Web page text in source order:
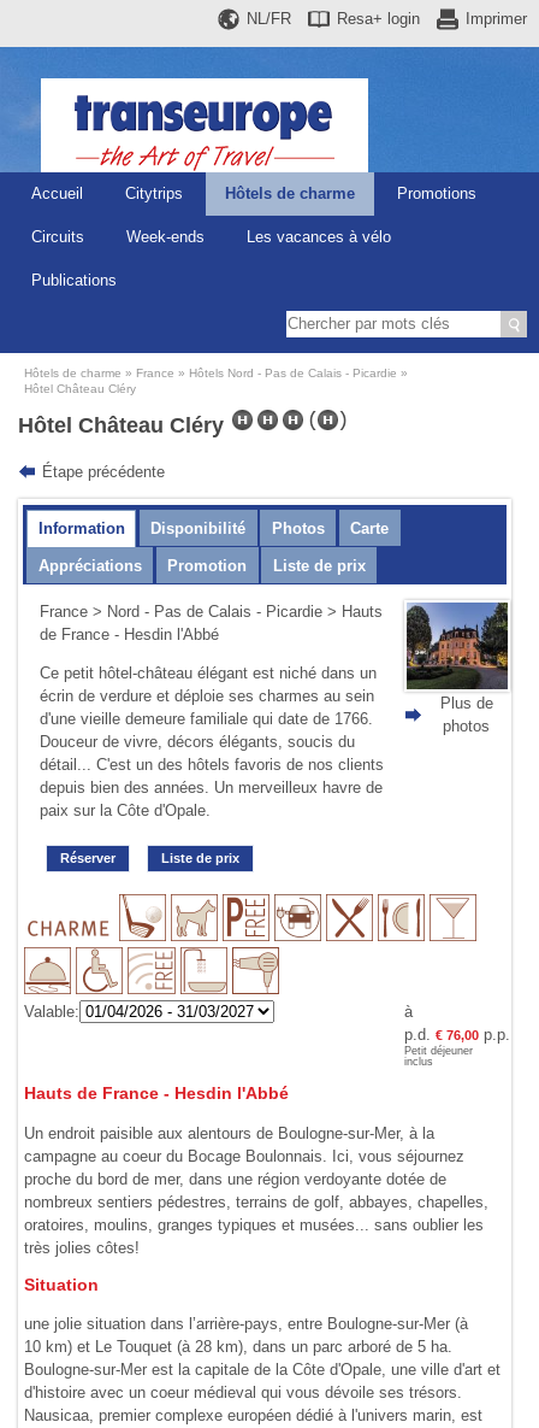
Imprimer
Resa+ login
NL/FR
Accueil Citytrips Hôtels de charme Promotions
Circuits Week-ends Les vacances à vélo
Publications
Hôtels de charme France
Hôtels Nord - Pas de Calais - Picardie
Hôtel Château Cléry
Hôtel Château Cléry
Étape précédente
Information Disponibilité Photos Carte
Appréciations Promotion Liste de prix
France > Nord - Pas de Calais - Picardie > Hauts
de France - Hesdin l'Abbé
Ce petit hôtel-château élégant est niché dans un
écrin de verdure et déploie ses charmes au sein
d'une vieille demeure familiale qui date de 1766.
Douceur de vivre, décors élégants, soucis du
détail... C'est un des hôtels favoris de nos clients
depuis bien des années. Un merveilleux havre de
paix sur la Côte d'Opale.
Réserver Liste de prix
Plus de
photos
Valable:
à
p.d.
€ 76,00p.p.
Petit déjeuner
inclus
Hauts de France - Hesdin l'Abbé
Un endroit paisible aux alentours de Boulogne-sur-Mer, à la
campagne au coeur du Bocage Boulonnais. Ici, vous séjournez
proche du bord de mer, dans une région verdoyante dotée de
nombreux sentiers pédestres, terrains de golf, abbayes, chapelles,
oratoires, moulins, granges typiques et musées... sans oublier les
très jolies côtes!
Situation
une jolie situation dans l’arrière-pays, entre Boulogne-sur-Mer (à
10 km) et Le Touquet (à 28 km), dans un parc arboré de 5 ha.
Boulogne-sur-Mer est la capitale de la Côte d'Opale, une ville d'art et
d'histoire avec un coeur médieval qui vous dévoile ses trésors.
Nausicaa, premier complexe européen dédié à l'univers marin, est